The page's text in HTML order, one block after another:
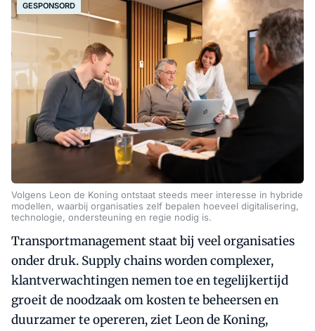
GESPONSORD
Volgens Leon de Koning ontstaat steeds meer interesse in hybride
modellen, waarbij organisaties zelf bepalen hoeveel digitalisering,
technologie, ondersteuning en regie nodig is.
Transportmanagement staat bij veel organisaties
onder druk. Supply chains worden complexer,
klantverwachtingen nemen toe en tegelijkertijd
groeit de noodzaak om kosten te beheersen en
duurzamer te opereren, ziet Leon de Koning,